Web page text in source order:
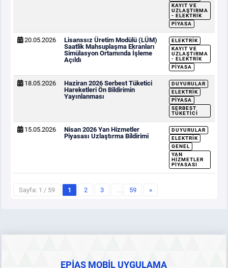
KAYIT VE
UZLAŞTIRMA
- ELEKTRIK
PIYASA
20.05.2026
Lisanssız Üretim Modülü (LÜM)
Saatlik Mahsuplaşma Ekranları
Simülasyon Ortamında İşleme
Açıldı
ELEKTRIK
KAYIT VE
UZLAŞTIRMA
- ELEKTRIK
PIYASA
18.05.2026
Haziran 2026 Serbest Tüketici
Hareketleri Ön Bildirimin
Yayınlanması
DUYURULAR
ELEKTRIK
PIYASA
SERBEST
TÜKETICI
15.05.2026
Nisan 2026 Yan Hizmetler
Piyasası Uzlaştırma Bildirimi
DUYURULAR
ELEKTRIK
GENEL
YAN
HIZMETLER
PIYASASI
Sayfa: 1 / 59 1 2 3 59 »
EPİAŞ MOBİL UYGULAMA